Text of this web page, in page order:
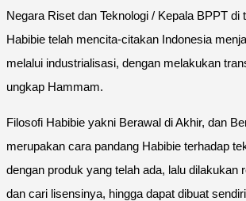
Negara Riset dan Teknologi / Kepala BPPT di
Habibie telah mencita-citakan Indonesia
melalui industrialisasi, dengan melakukan
ungkap Hammam.
Filosofi Habibie yakni Berawal di Akhir, dan
merupakan cara pandang Habibie terhadap
dengan produk yang telah ada, lalu dilakukan
dan cari lisensinya, hingga dapat dibuat